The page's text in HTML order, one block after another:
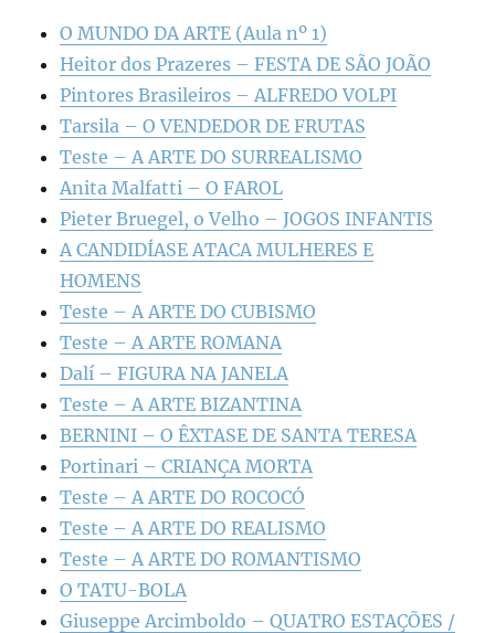
O MUNDO DA ARTE (Aula nº 1)
Heitor dos Prazeres – FESTA DE SÃO JOÃO
Pintores Brasileiros – ALFREDO VOLPI
Tarsila – O VENDEDOR DE FRUTAS
Teste – A ARTE DO SURREALISMO
Anita Malfatti – O FAROL
Pieter Bruegel, o Velho – JOGOS INFANTIS
A CANDIDÍASE ATACA MULHERES E
HOMENS
Teste – A ARTE DO CUBISMO
Teste – A ARTE ROMANA
Dalí – FIGURA NA JANELA
Teste – A ARTE BIZANTINA
BERNINI – O ÊXTASE DE SANTA TERESA
Portinari – CRIANÇA MORTA
Teste – A ARTE DO ROCOCÓ
Teste – A ARTE DO REALISMO
Teste – A ARTE DO ROMANTISMO
O TATU-BOLA
Giuseppe Arcimboldo – QUATRO ESTAÇÕES /